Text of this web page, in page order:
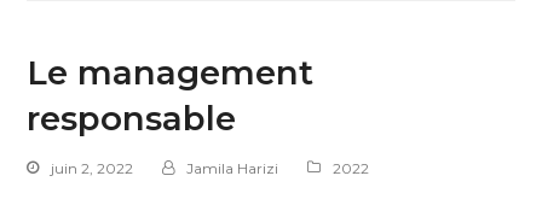
Le management
responsable
juin 2, 2022 Jamila Harizi 2022